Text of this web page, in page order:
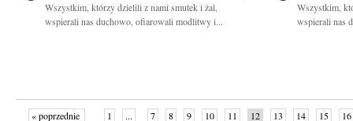
Wszystkim, którzy dzielili z nami smutek i żal,
wspierali nas duchowo, ofiarowali modlitwy i...
Wszystkim,
wspierali nas
« poprzednie 1 ... 7 8 9 10 11 12 13 14 15 16